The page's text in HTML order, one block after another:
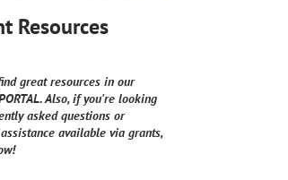
Resources
great resources in our
Also, if you're looking
asked questions or
available via grants,